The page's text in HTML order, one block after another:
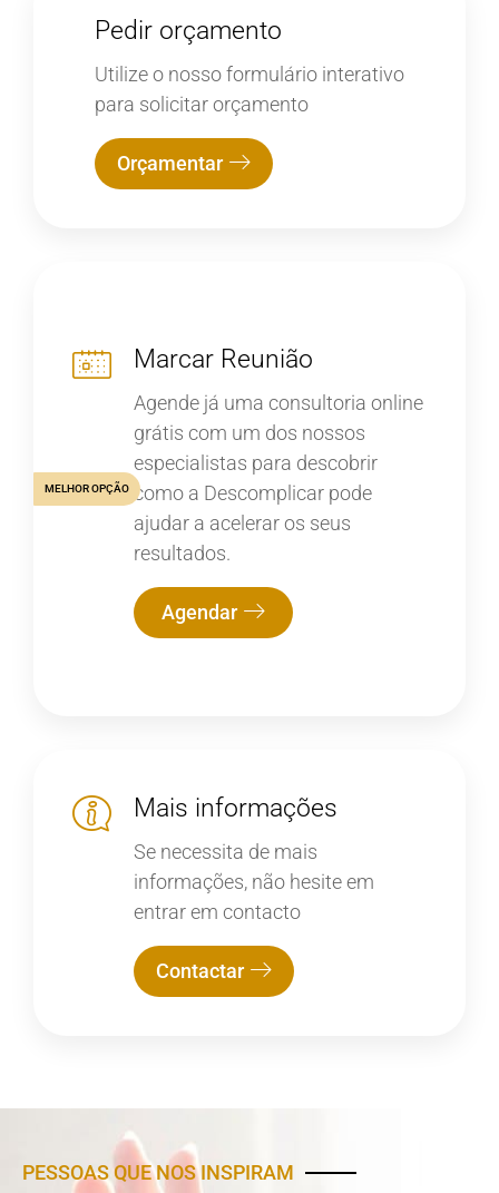
Pedir orçamento
Utilize o nosso formulário interativo
para solicitar orçamento
Orçamentar
Marcar Reunião
Agende já uma consultoria online
grátis com um dos nossos
especialistas para descobrir
como a Descomplicar pode
ajudar a acelerar os seus
resultados.
Agendar
MELHOR OPÇÃO
Mais informações
Se necessita de mais
informações, não hesite em
entrar em contacto
Contactar
PESSOAS QUE NOS INSPIRAM